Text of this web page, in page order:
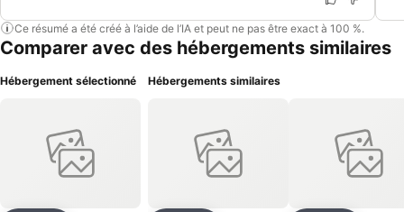
Ce résumé a été créé à l’aide de l’IA et peut ne pas être exact à 100 %.
Comparer avec des hébergements similaires
Hébergement sélectionné Hébergements similaires